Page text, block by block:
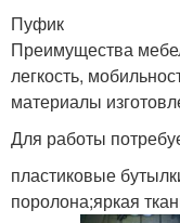
Пуфик
Преимущества
легкость,
материалы
Для работы
пластиковые
поролона;яркая